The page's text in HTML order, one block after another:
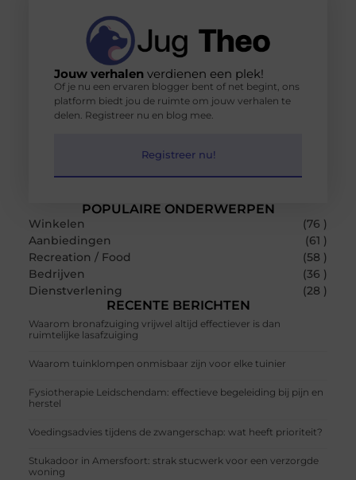
POPULAIRE ONDERWERPEN
Winkelen
(76 )
Aanbiedingen
(61 )
Recreation / Food
(58 )
Bedrijven
(36 )
Dienstverlening
(28 )
RECENTE BERICHTEN
Waarom bronafzuiging vrijwel altijd effectiever is dan
ruimtelijke lasafzuiging
Waarom tuinklompen onmisbaar zijn voor elke tuinier
Fysiotherapie Leidschendam: effectieve begeleiding bij pijn en
herstel
Voedingsadvies tijdens de zwangerschap: wat heeft prioriteit?
Stukadoor in Amersfoort: strak stucwerk voor een verzorgde
woning
Jouw verhalenverdienen een plek!
Of je nu een ervaren blogger bent of net begint, ons
platform biedt jou de ruimte om jouw verhalen te
delen. Registreer nu en blog mee.
Registreer nu!